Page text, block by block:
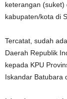
keterangan (suket)
kabupaten/kota di
Tercatat, sudah
Daerah Republik
kepada KPU
Iskandar Batubara